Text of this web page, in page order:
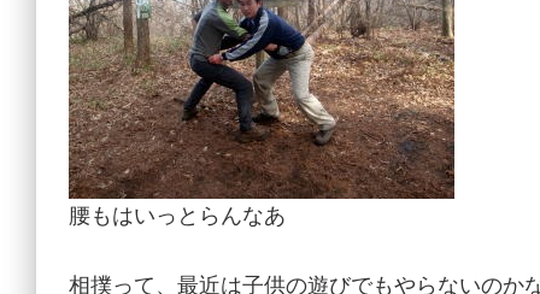
腰もはいっとらんなあ
相撲って、最近は子供の遊びでもやらないのか